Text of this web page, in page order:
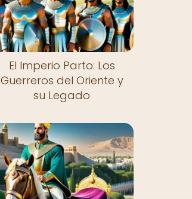
El Imperio Parto: Los
Guerreros del Oriente y
su Legado